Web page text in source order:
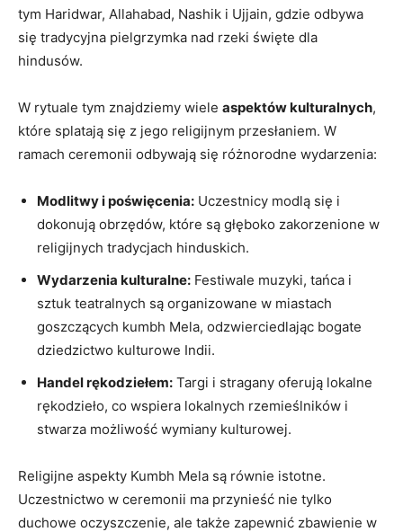
tym Haridwar, Allahabad, Nashik i Ujjain, gdzie odbywa
się tradycyjna pielgrzymka nad rzeki święte dla
hindusów.
W rytuale tym znajdziemy wiele aspektów kulturalnych,
które splatają się z jego religijnym przesłaniem. W
ramach ceremonii odbywają się różnorodne wydarzenia:
Modlitwy i poświęcenia: Uczestnicy modlą się i
dokonują obrzędów, które są głęboko zakorzenione w
religijnych tradycjach hinduskich.
Wydarzenia kulturalne: Festiwale muzyki, tańca i
sztuk teatralnych są organizowane w miastach
goszczących kumbh Mela, odzwierciedlając bogate
dziedzictwo kulturowe Indii.
Handel rękodziełem: Targi i stragany oferują lokalne
rękodzieło, co wspiera lokalnych rzemieślników i
stwarza możliwość wymiany kulturowej.
Religijne aspekty Kumbh Mela są równie istotne.
Uczestnictwo w ceremonii ma przynieść nie tylko
duchowe oczyszczenie, ale także zapewnić zbawienie w